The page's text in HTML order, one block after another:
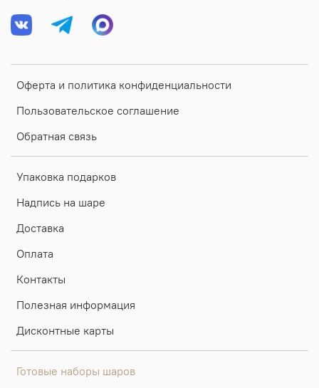
Оферта и политика конфиденциальности
Пользовательское соглашение
Обратная связь
Упаковка подарков
Надпись на шаре
Доставка
Оплата
Контакты
Полезная информация
Дисконтные карты
Готовые наборы шаров